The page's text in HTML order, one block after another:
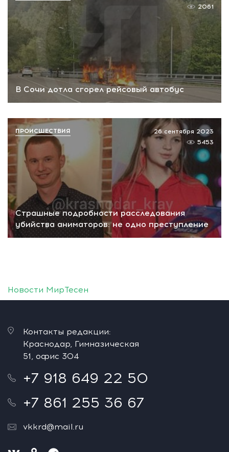
В Сочи дотла сгорел рейсовый автобус
2061
Страшные подробности расследования
убийства аниматоров: не одно преступление
26 сентября 2023
5453
ПРОИСШЕСТВИЯ
Новости МирТесен
Контакты редакции:
Краснодар, Гимназическая
51, офис 304
+7 918 649 22 50
+7 861 255 36 67
vkkrd@mail.ru